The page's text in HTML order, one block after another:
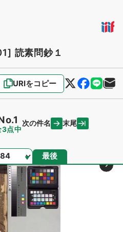
読素問鈔１
URIをコピー
3点中
次の件名 末尾
最後